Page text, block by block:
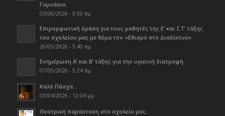
Γυμνάσιο.
03/06/2026 - 5:50 πμ
Επιμορφωτική δράση για τους μαθητές της Ε’ και ΣΤ’ τάξης
του σχολείου μας με θέμα τον «Εθισμό στο Διαδίκτυο».
26/05/2026 - 5:40 πμ
Ενημέρωση Α’ και Β’ τάξης για την υγιεινή διατροφή.
07/05/2026 - 5:24 πμ
Καλό Πάσχα…
03/04/2026 - 12:04 μμ
Θεατρική παράσταση στο σχολείο μας.